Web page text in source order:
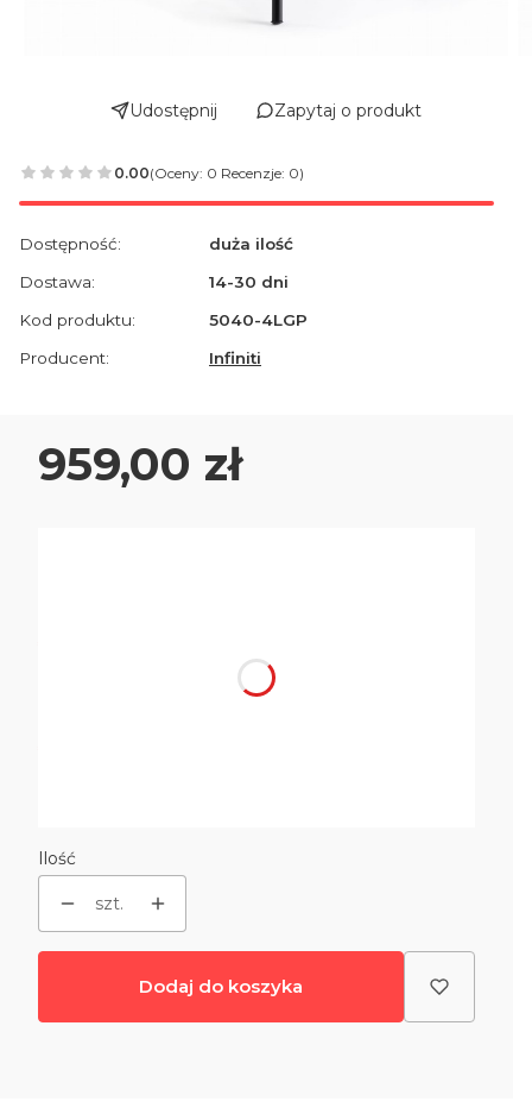
Udostępnij Zapytaj o produkt
0.00(Oceny: 0 Recenzje: 0)
Dostępność:
duża ilość
Dostawa:
14-30 dni
Kod produktu:
5040-4LGP
Producent:
Infiniti
Cena
959,00 zł
Ilość
szt.
Dodaj do koszyka